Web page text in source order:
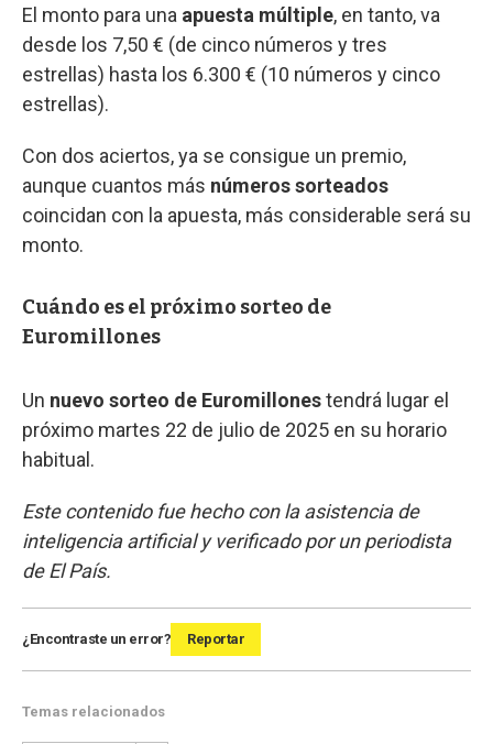
El monto para una apuesta múltiple, en tanto, va
desde los 7,50 € (de cinco números y tres
estrellas) hasta los 6.300 € (10 números y cinco
estrellas).
Con dos aciertos, ya se consigue un premio,
aunque cuantos más números sorteados
coincidan con la apuesta, más considerable será su
monto.
Cuándo es el próximo sorteo de
Euromillones
Un nuevo sorteo de Euromillonestendrá lugar el
próximo martes 22 de julio de 2025 en su horario
habitual.
Este contenido fue hecho con la asistencia de
inteligencia artificial y verificado por un periodista
de El País.
¿Encontraste un error? Reportar
Temas relacionados